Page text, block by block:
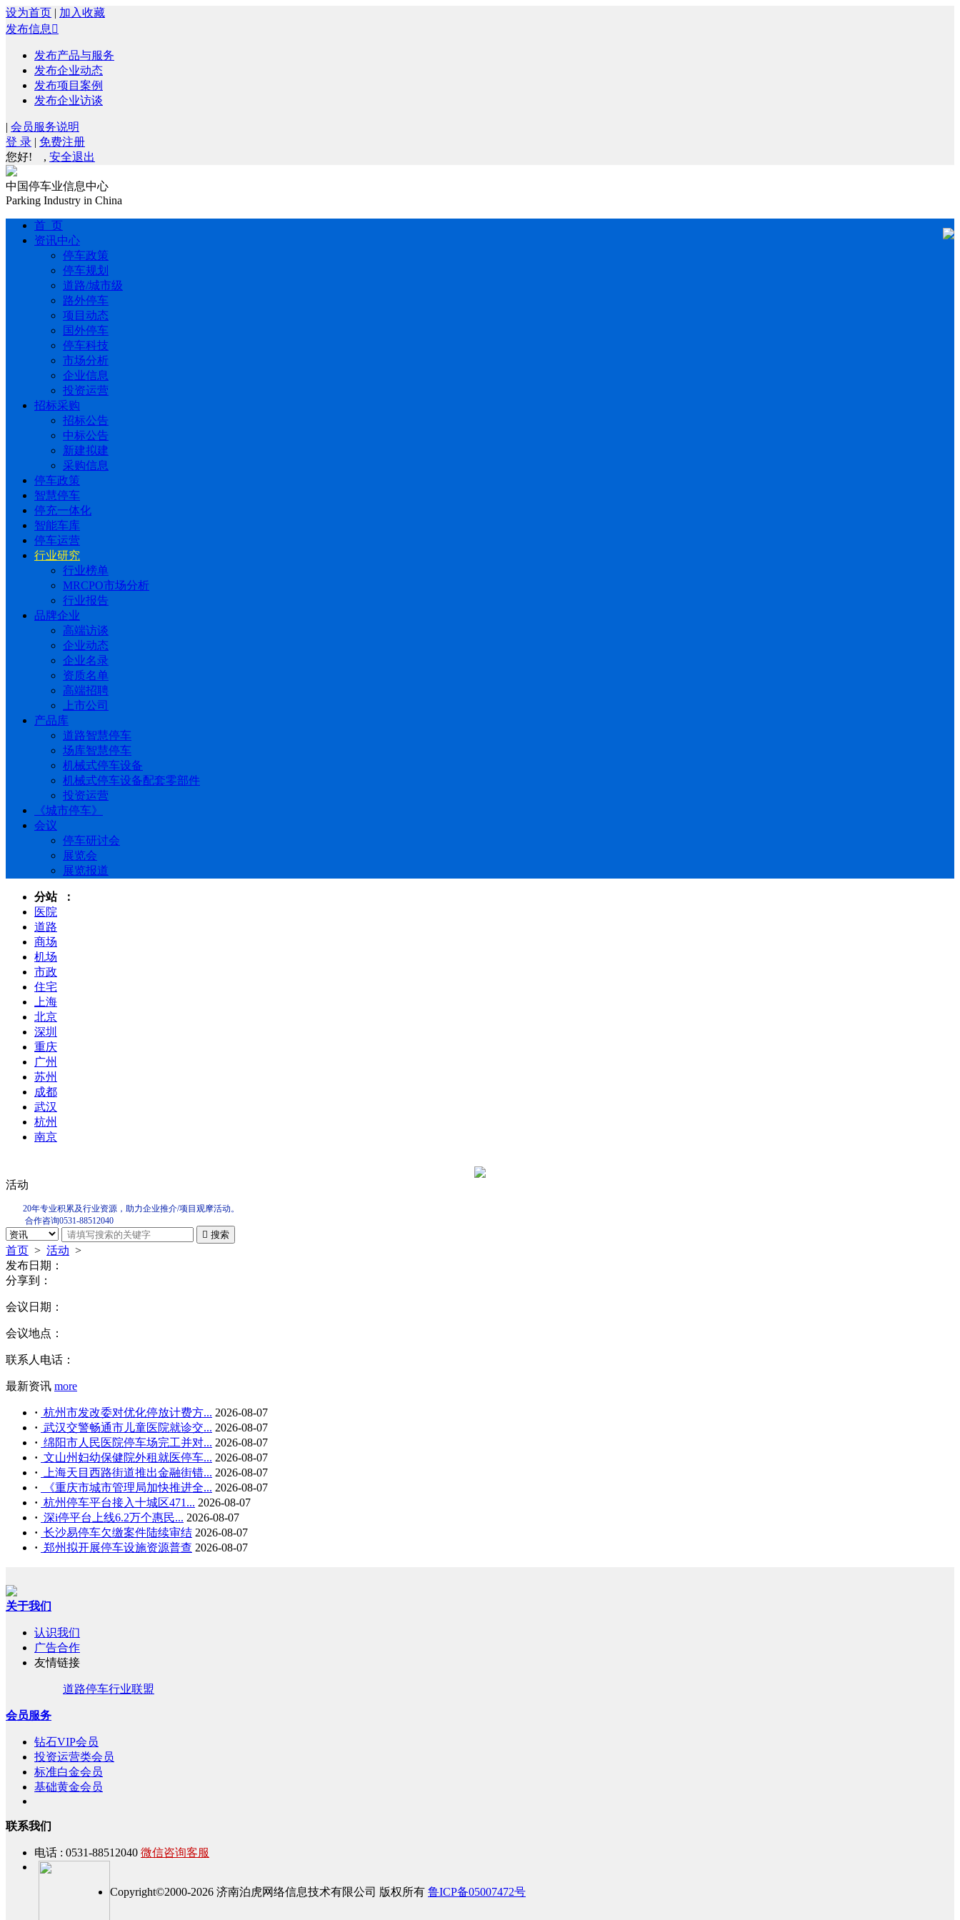
设为首页 | 加入收藏
发布信息 
发布产品与服务
发布企业动态
发布项目案例
发布企业访谈
| 会员服务说明
登 录 | 免费注册
您好!
, 安全退出
中国停车业信息中心
Parking Industry in China
首 页
资讯中心
停车政策
停车规划
道路/城市级
路外停车
项目动态
国外停车
停车科技
市场分析
企业信息
投资运营
招标采购
招标公告
中标公告
新建拟建
采购信息
停车政策
智慧停车
停充一体化
智能车库
停车运营
行业研究
行业榜单
MRCPO市场分析
行业报告
品牌企业
高端访谈
企业动态
企业名录
资质名单
高端招聘
上市公司
产品库
道路智慧停车
场库智慧停车
机械式停车设备
机械式停车设备配套零部件
投资运营
《城市停车》
会议
停车研讨会
展览会
展览报道
分站 ：
医院
道路
商场
机场
市政
住宅
上海
北京
深圳
重庆
广州
苏州
成都
武汉
杭州
南京
活动
20年专业积累及行业资源，助力企业推介/项目观摩活动。
合作咨询0531-88512040
 搜索
首页 > 活动 >
发布日期：
分享到：
会议日期：
会议地点：
联系人电话：
最新资讯 more
· 杭州市发改委对优化停放计费方... 2026-08-07
· 武汉交警畅通市儿童医院就诊交... 2026-08-07
· 绵阳市人民医院停车场完工并对... 2026-08-07
· 文山州妇幼保健院外租就医停车... 2026-08-07
·
上海天目西路街道推出金融街错... 2026-08-07
·
《重庆市城市管理局加快推进全... 2026-08-07
· 杭州停车平台接入十城区471... 2026-08-07
· 深i停平台上线6.2万个惠民... 2026-08-07
· 长沙易停车欠缴案件陆续审结 2026-08-07
· 郑州拟开展停车设施资源普查 2026-08-07
关于我们
认识我们
广告合作
友情链接
道路停车行业联盟
会员服务
钻石VIP会员
投资运营类会员
标准白金会员
基础黄金会员
联系我们
电话 : 0531-88512040 微信咨询客服
Copyright©2000-2026 济南泊虎网络信息技术有限公司 版权所有 鲁ICP备05007472号